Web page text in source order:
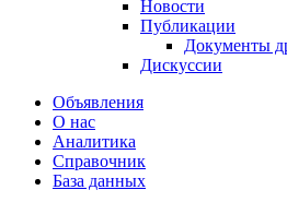
Новости
Публикации
Документы
Дискуссии
Объявления
О нас
Аналитика
Справочник
База данных